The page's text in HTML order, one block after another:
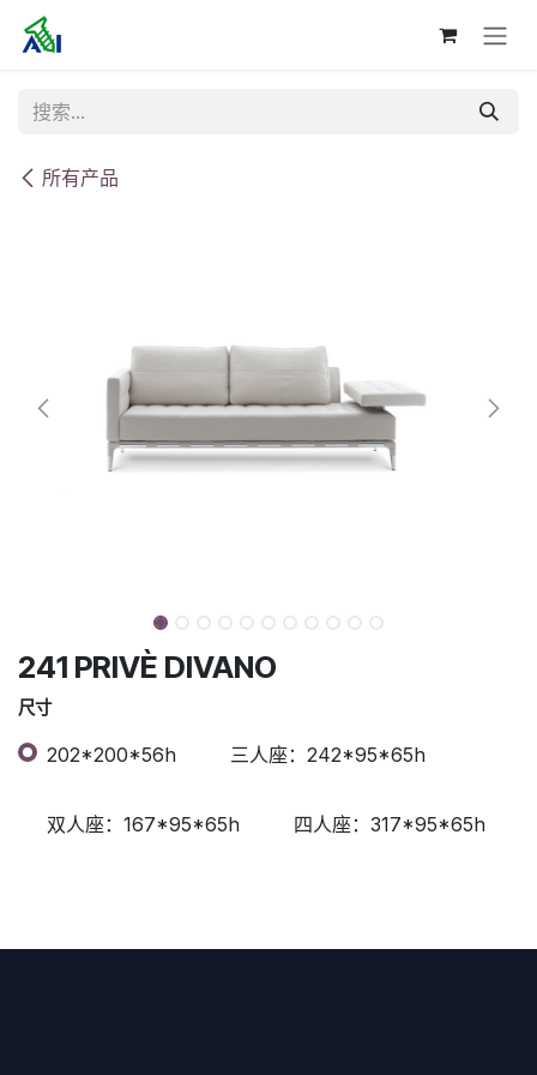
跳至内容
所有产品
241 PRIVÈ DIVANO
尺寸
202*200*56h 三人座：242*95*65h
双人座：167*95*65h 四人座：317*95*65h